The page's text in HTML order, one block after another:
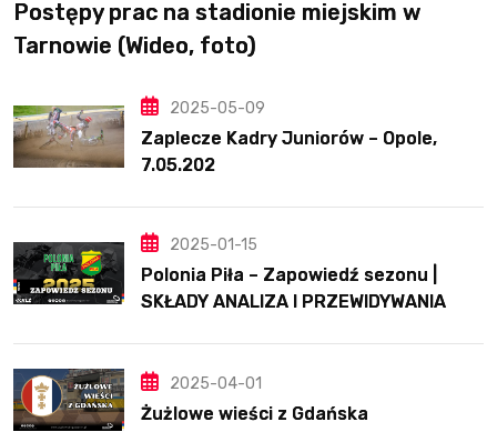
Postępy prac na stadionie miejskim w
Tarnowie (Wideo, foto)
2025-05-09
Zaplecze Kadry Juniorów – Opole,
7.05.202
2025-01-15
Polonia Piła – Zapowiedź sezonu |
SKŁADY ANALIZA I PRZEWIDYWANIA
2025-04-01
Żużlowe wieści z Gdańska